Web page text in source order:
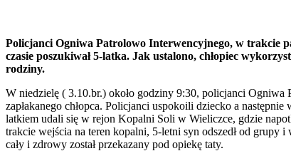
Policjanci Ogniwa Patrolowo Interwencyjnego, w trakcie
czasie poszukiwał 5-latka. Jak ustalono, chłopiec
rodziny.
W niedzielę ( 3.10.br.) około godziny 9:30, policjanci
zapłakanego chłopca. Policjanci uspokoili dziecko a
latkiem udali się w rejon Kopalni Soli w Wieliczce, gdzie
trakcie wejścia na teren kopalni, 5-letni syn odszedł od grupy
cały i zdrowy został przekazany pod opiekę taty.